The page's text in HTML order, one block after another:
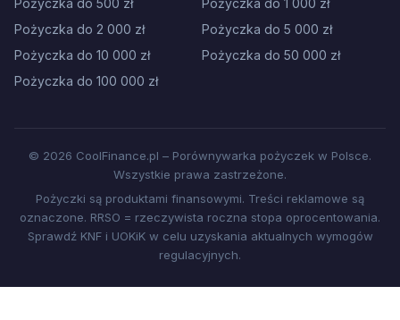
Pożyczka do 500 zł
Pożyczka do 1 000 zł
Pożyczka do 2 000 zł
Pożyczka do 5 000 zł
Pożyczka do 10 000 zł
Pożyczka do 50 000 zł
Pożyczka do 100 000 zł
© 2026 CoolFinance.pl – Porównywarka pożyczek w Polsce.
Wszystkie prawa zastrzeżone.
Pożyczki są produktami finansowymi. Treści reklamowe są
oznaczone. RRSO = rzeczywista roczna stopa oprocentowania.
Sprawdź KNF i UOKiK w celu uzyskania aktualnych wymogów
regulacyjnych.